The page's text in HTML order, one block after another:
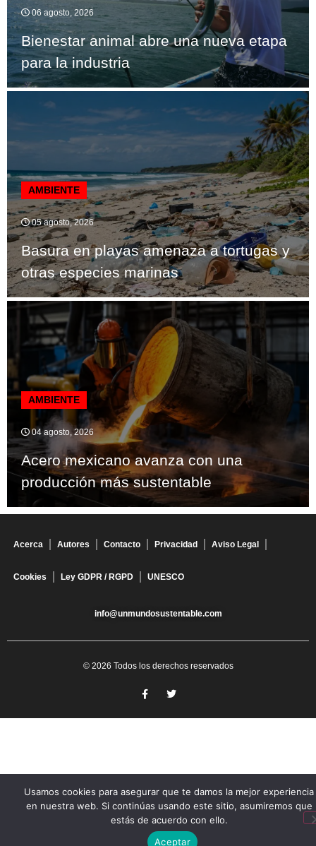
06 agosto, 2026
Bienestar animal abre una nueva etapa
para la industria
AMBIENTE
05 agosto, 2026
Basura en playas amenaza a tortugas y
otras especies marinas
AMBIENTE
04 agosto, 2026
Acero mexicano avanza con una
producción más sustentable
Acerca Autores Contacto Privacidad Aviso Legal
Cookies Ley GDPR / RGPD UNESCO
info@unmundosustentable.com
© 2026 Todos los derechos reservados
Usamos cookies para asegurar que te damos la mejor experiencia
en nuestra web. Si continúas usando este sitio, asumiremos que
estás de acuerdo con ello.
Aceptar